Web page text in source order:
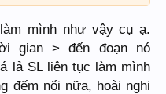
mình như vậy cụ ạ.
gian > đến đoạn nó
lả SL liên tục làm mình
đếm nổi nữa, hoài nghi